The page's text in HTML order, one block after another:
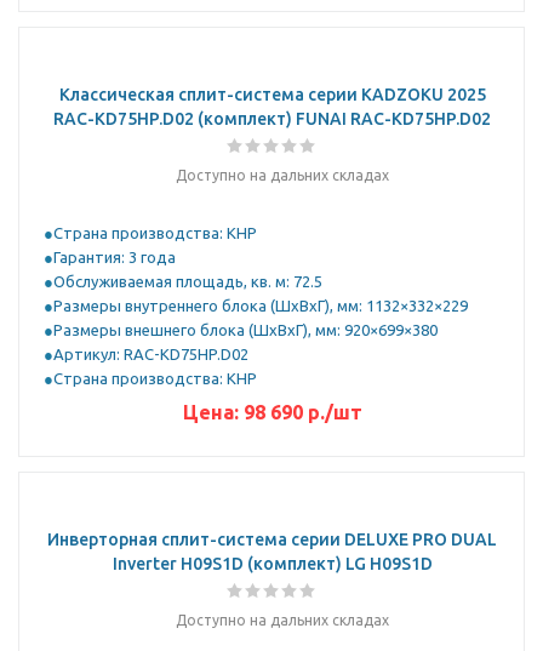
Классическая сплит-система серии KADZOKU 2025
RAC-KD75HP.D02 (комплект) FUNAI RAC-KD75HP.D02
Доступно на дальних складах
Страна производства: КНР
Гарантия: 3 года
Обслуживаемая площадь, кв. м: 72.5
Размеры внутреннего блока (ШхВхГ), мм: 1132×332×229
Размеры внешнего блока (ШхВхГ), мм: 920×699×380
Артикул: RAC-KD75HP.D02
Страна производства: КНР
Цена: 98 690р./шт
Инверторная сплит-система серии DELUXE PRO DUAL
Inverter H09S1D (комплект) LG H09S1D
Доступно на дальних складах